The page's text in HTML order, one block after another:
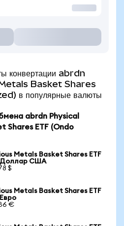
конвертации abrdn
Basket Shares
в популярные валюты
abrdn Physical
Shares ETF (Ondo
Metals Basket Shares ETF
Доллар США
$
Metals Basket Shares ETF
€